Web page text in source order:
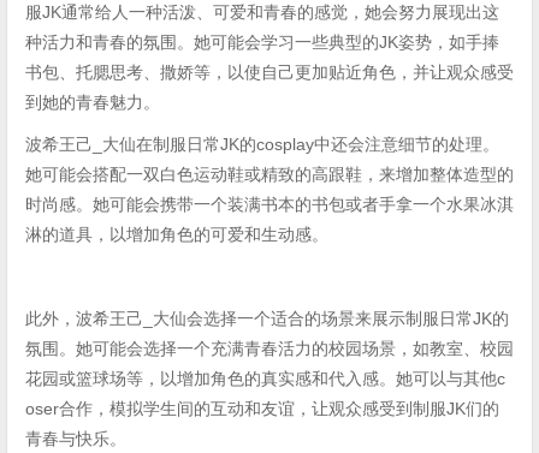
服JK通常给人一种活泼、可爱和青春的感觉，她会努力展现出这
种活力和青春的氛围。她可能会学习一些典型的JK姿势，如手捧
书包、托腮思考、撒娇等，以使自己更加贴近角色，并让观众感受
到她的青春魅力。
波希王己_大仙在制服日常JK的cosplay中还会注意细节的处理。
她可能会搭配一双白色运动鞋或精致的高跟鞋，来增加整体造型的
时尚感。她可能会携带一个装满书本的书包或者手拿一个水果冰淇
淋的道具，以增加角色的可爱和生动感。
此外，波希王己_大仙会选择一个适合的场景来展示制服日常JK的
氛围。她可能会选择一个充满青春活力的校园场景，如教室、校园
花园或篮球场等，以增加角色的真实感和代入感。她可以与其他c
oser合作，模拟学生间的互动和友谊，让观众感受到制服JK们的
青春与快乐。